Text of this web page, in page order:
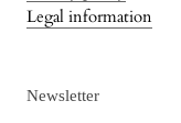
Legal information
Newsletter